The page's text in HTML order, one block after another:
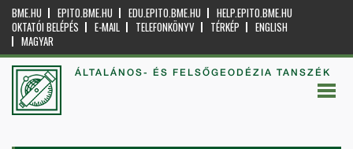
BME.HU EPITO.BME.HU EDU.EPITO.BME.HU
HELP.EPITO.BME.HU
OKTATÓI BELÉPÉS
E-MAIL TELEFONKÖNYV TÉRKÉP
ENGLISH
MAGYAR
ÁLTALÁNOS- ÉS FELSŐGEODÉZIA TANSZÉK